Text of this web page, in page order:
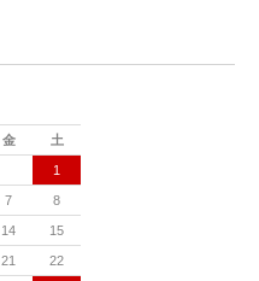
金 土
1
7 8
14 15
21 22